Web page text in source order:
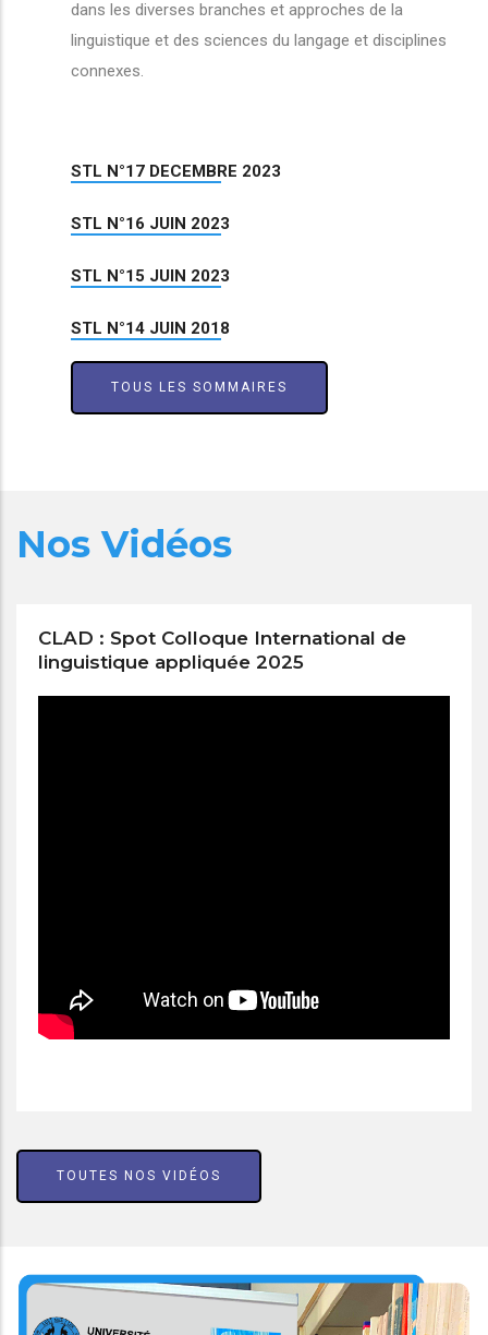
dans les diverses branches et approches de la
linguistique et des sciences du langage et disciplines
connexes.
STL N°17 DECEMBRE 2023
STL N°16 JUIN 2023
STL N°15 JUIN 2023
STL N°14 JUIN 2018
TOUS LES SOMMAIRES
Nos Vidéos
CLAD : Spot Colloque International de
linguistique appliquée 2025
TOUTES NOS VIDÉOS